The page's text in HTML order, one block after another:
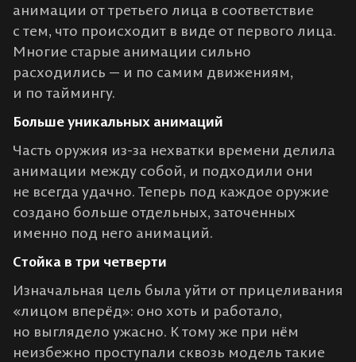
анимации от третьего лица в соответствие
с тем, что происходит в виде от первого лица.
Многие старые анимации сильно
расходились — и по самим движениям,
и по таймингу.
Больше уникальных анимаций
Часть оружия из-за нехватки времени делила
анимации между собой, и подходили они
не всегда удачно. Теперь под каждое оружие
создано больше отдельных, заточенных
именно под него анимаций.
Стойка в три четверти
Изначальная цель была уйти от прицеливания
«лицом вперёд»: оно хоть и работало,
но выглядело ужасно. К тому же при нём
неизбежно проступали сквозь модель такие